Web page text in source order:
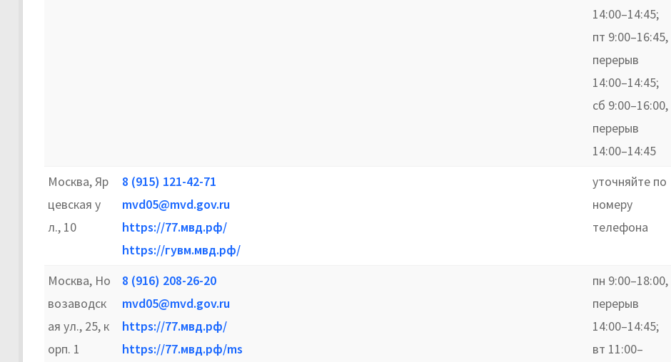
14:00–14:45;
пт 9:00–16:45,
перерыв
14:00–14:45;
сб 9:00–16:00,
перерыв
14:00–14:45
Москва, Яр
цевская у
л., 10
8 (915) 121-42-71
mvd05@mvd.gov.ru
https://77.мвд.рф/
https://гувм.мвд.рф/
уточняйте по
номеру
телефона
Москва, Но
возаводск
ая ул., 25, к
орп. 1
8 (916) 208-26-20
mvd05@mvd.gov.ru
https://77.мвд.рф/
https://77.мвд.рф/ms
пн 9:00–18:00,
перерыв
14:00–14:45;
вт 11:00–